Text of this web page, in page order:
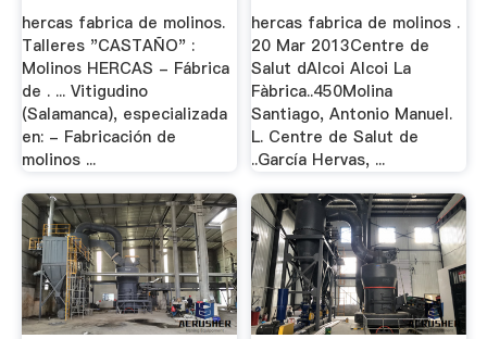
hercas fabrica de molinos.
Talleres "CASTAÑO" :
Molinos HERCAS - Fábrica
de . ... Vitigudino
(Salamanca), especializada
en: - Fabricación de
molinos ...
hercas fabrica de molinos .
20 Mar 2013Centre de
Salut dAlcoi Alcoi La
Fàbrica..450Molina
Santiago, Antonio Manuel.
L. Centre de Salut de
..García Hervas, ...